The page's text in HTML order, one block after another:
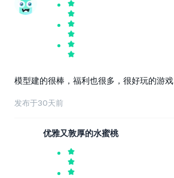
模型建的很棒，福利也很多，很好玩的游戏
发布于30天前
优雅又敦厚的水蜜桃